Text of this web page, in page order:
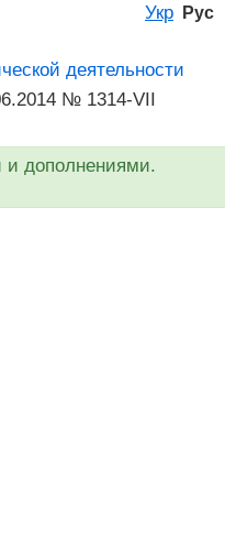
Укр Рус
деятельности
№ 1314-VII
дополнениями.